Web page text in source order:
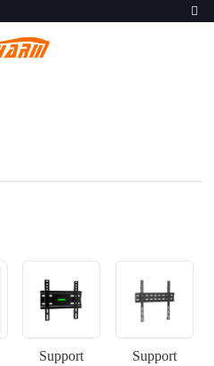
Support
Support